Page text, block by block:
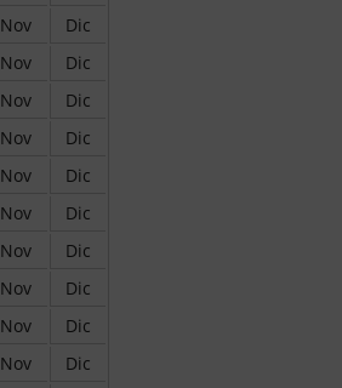
Nov
Dic
Nov
Dic
Nov
Dic
Nov
Dic
Nov
Dic
Nov
Dic
Nov
Dic
Nov
Dic
Nov
Dic
Nov
Dic